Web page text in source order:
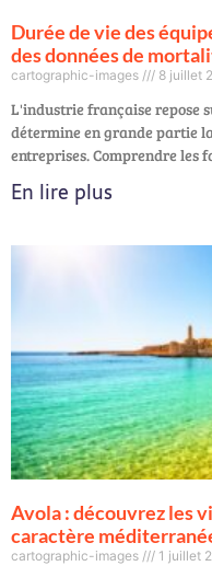
Durée de vie des
des données de
cartographic-images 8 juillet
L'industrie française repose
détermine en grande partie
entreprises. Comprendre les
En lire plus
Avola : découvrez les
caractère
cartographic-images 1 juillet